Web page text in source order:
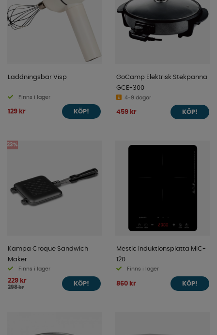
Laddningsbar Visp
Finns i lager
129 kr KÖP!
GoCamp Elektrisk Stekpanna
GCE-300
4-9 dagar
459 kr KÖP!
23%
Kampa Croque Sandwich
Maker
Finns i lager
229 kr
298 kr
KÖP!
Mestic Induktionsplatta MIC-
120
Finns i lager
860 kr KÖP!